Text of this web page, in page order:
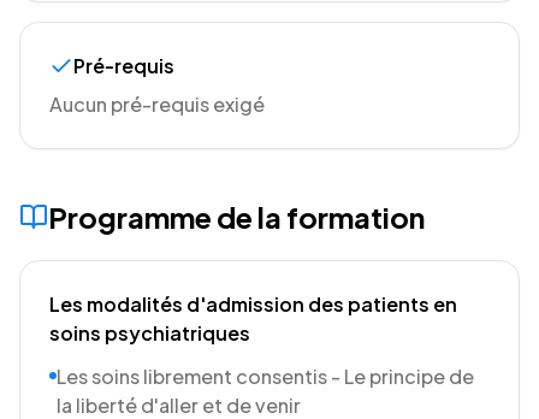
Pré-requis
Aucun pré-requis exigé
Programme de la formation
Les modalités d'admission des patients en
soins psychiatriques
Les soins librement consentis - Le principe de
la liberté d'aller et de venir